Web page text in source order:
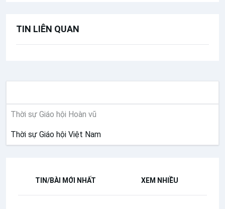
TIN LIÊN QUAN
Thời sự Giáo hội Hoàn vũ
Thời sự Giáo hội Việt Nam
TIN/BÀI MỚI NHẤT XEM NHIỀU